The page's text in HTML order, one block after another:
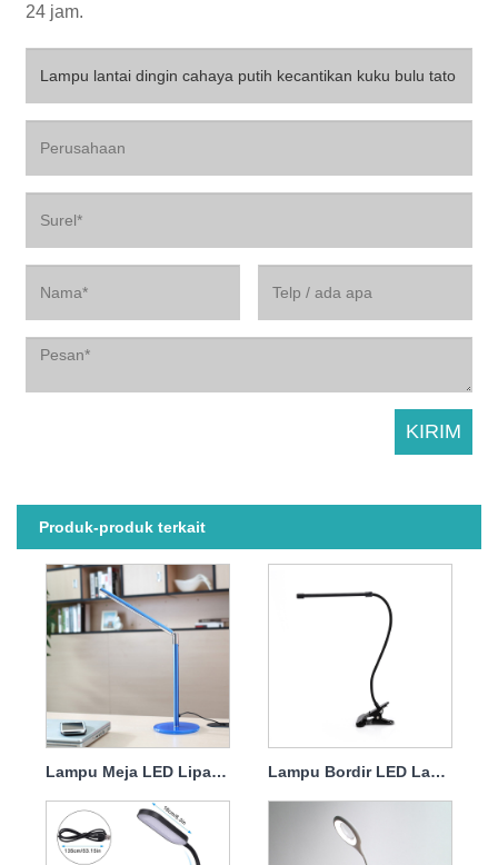
24 jam.
Produk-produk terkait
Lampu Meja LED Lipat Logam Kreatif Lampu Bordir LED Lampu Gooseneck Fleksibel Logam